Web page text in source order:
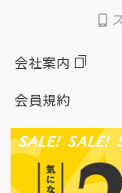
会社案内
会員規約
個人情報保護方
特定商取引法に